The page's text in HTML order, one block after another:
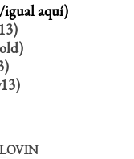
igual aquí)